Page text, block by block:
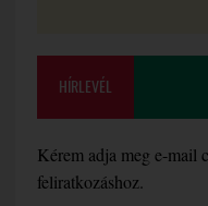
HÍRLEVÉL
Kérem adja meg e-mail
feliratkozáshoz.